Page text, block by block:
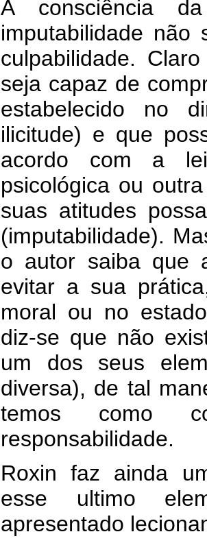
A consciência
imputabilidade não
culpabilidade.
seja capaz de
estabelecido no
ilicitude) e que
acordo com a
psicológica ou
suas atitudes
(imputabilidade).
o autor saiba que
evitar a sua
moral ou no
diz-se que não
um dos seus
diversa), de tal
temos como
responsabilidade.
Roxin faz ainda
esse ultimo
apresentado